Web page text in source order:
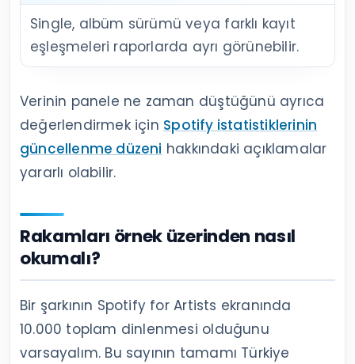
Single, albüm sürümü veya farklı kayıt
eşleşmeleri raporlarda ayrı görünebilir.
Verinin panele ne zaman düştüğünü ayrıca
değerlendirmek için Spotify istatistiklerinin
güncellenme düzeni hakkındaki açıklamalar
yararlı olabilir.
Rakamları örnek üzerinden nasıl
okumalı?
Bir şarkının Spotify for Artists ekranında
10.000 toplam dinlenmesi olduğunu
varsayalım. Bu sayının tamamı Türkiye